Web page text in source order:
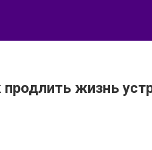
жизнь